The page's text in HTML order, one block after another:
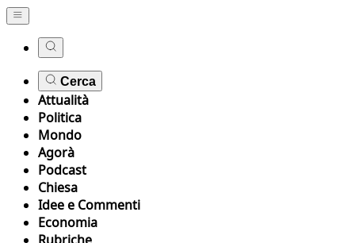
Cerca
Attualità
Politica
Mondo
Agorà
Podcast
Chiesa
Idee e Commenti
Economia